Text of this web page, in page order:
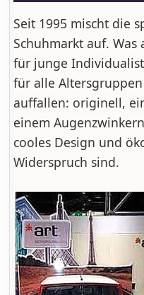
Seit 1995 mischt die
Schuhmarkt auf.
für junge
für alle
auffallen: originell,
einem
cooles Design und
Widerspruch sind.